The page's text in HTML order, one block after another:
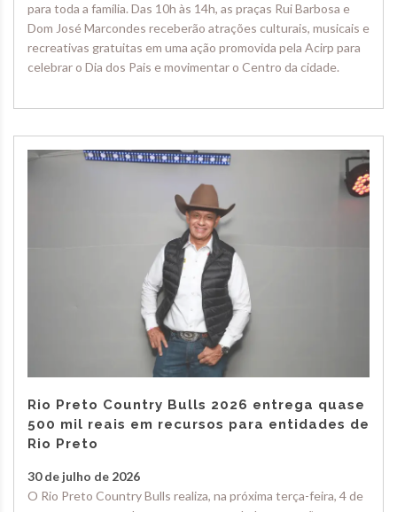
para toda a família. Das 10h às 14h, as praças Rui Barbosa e
Dom José Marcondes receberão atrações culturais, musicais e
recreativas gratuitas em uma ação promovida pela Acirp para
celebrar o Dia dos Pais e movimentar o Centro da cidade.
Rio Preto Country Bulls 2026 entrega quase
500 mil reais em recursos para entidades de
Rio Preto
30 de julho de 2026
O Rio Preto Country Bulls realiza, na próxima terça-feira, 4 de